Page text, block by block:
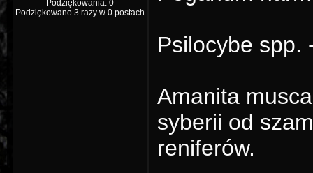
Podziękowania: 0
Podziękowano 3 razy w 0 postach
Psilocybe spp.
Amanita
syberii od
reniferów.